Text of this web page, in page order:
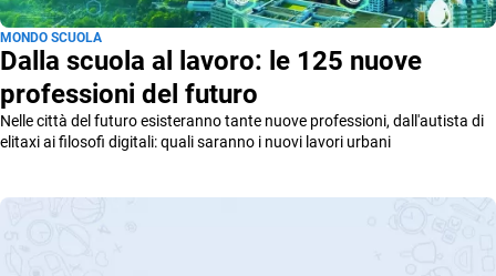
MONDO SCUOLA
Dalla scuola al lavoro: le 125 nuove
professioni del futuro
Nelle città del futuro esisteranno tante nuove professioni, dall'autista di
elitaxi ai filosofi digitali: quali saranno i nuovi lavori urbani